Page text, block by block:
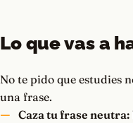
Lo que vas a
No te pido que estudies
una frase.
Caza tu frase neutra: